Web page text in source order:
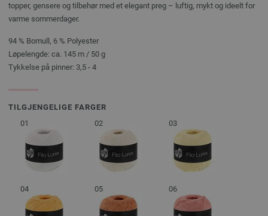
topper, gensere og tilbehør med et elegant preg – luftig, mykt og ideelt for
varme sommerdager.
94 % Bomull, 6 % Polyester
Løpelengde: ca. 145 m / 50 g
Tykkelse på pinner: 3,5 - 4
TILGJENGELIGE FARGER
01
02 03
04 05 06